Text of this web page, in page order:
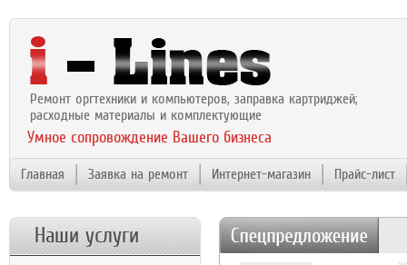
Ремонт оргтехники и компьютеров, заправка картриджей;
расходные материалы и комплектующие
Умное сопровождение Вашего бизнеса
Главная Заявка на ремонт Интернет-магазин Прайс-лист
Наши услуги